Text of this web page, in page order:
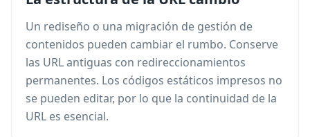
Un rediseño o una migración de gestión de
contenidos pueden cambiar el rumbo. Conserve
las URL antiguas con redireccionamientos
permanentes. Los códigos estáticos impresos no
se pueden editar, por lo que la continuidad de la
URL es esencial.